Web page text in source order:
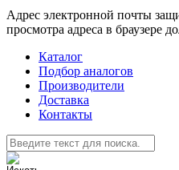
Адрес электронной почты
просмотра адреса в браузере
Каталог
Подбор аналогов
Производители
Доставка
Контакты